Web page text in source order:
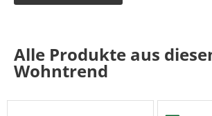
Alle Produkte aus
Wohntrend